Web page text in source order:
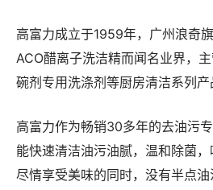
高富力成立于1959年，广州浪奇
ACO醋离子洗洁精而闻名业界，
碗剂专用洗涤剂等厨房清洁系列产
高富力作为畅销30多年的去油污
能快速清洁油污油腻，温和除菌
尽情享受美味的同时，没有半点